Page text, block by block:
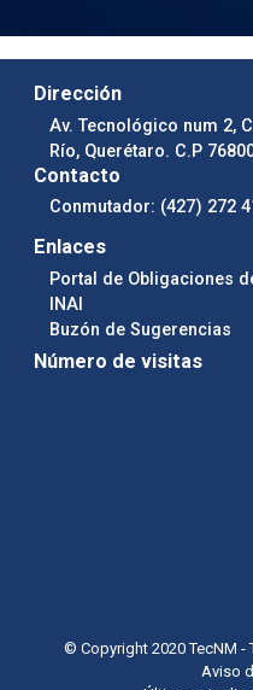
Dirección
Av. Tecnológico num 2,
Río, Querétaro. C.P
Contacto
Conmutador: (427) 272
Enlaces
Portal de Obligaciones
INAI
Buzón de Sugerencias
Número de visitas
© Copyright 2020 TecNM
Aviso